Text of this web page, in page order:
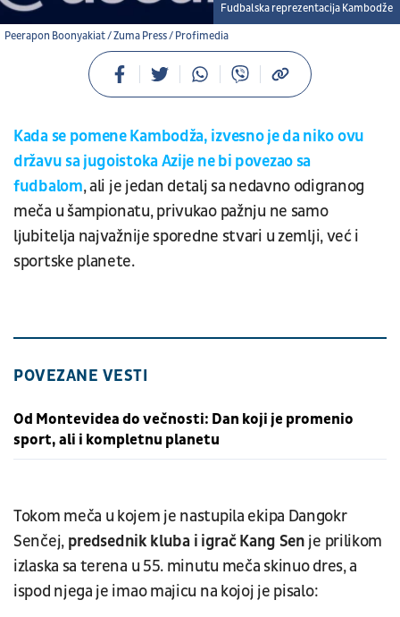
Peerapon Boonyakiat / Zuma Press / Profimedia
Fudbalska reprezentacija Kambodže
Kada se pomene Kambodža, izvesno je da niko ovu
državu sa jugoistoka Azije ne bi povezao sa
fudbalom, ali je jedan detalj sa nedavno odigranog
meča u šampionatu, privukao pažnju ne samo
ljubitelja najvažnije sporedne stvari u zemlji, već i
sportske planete.
POVEZANE VESTI
Od Montevidea do večnosti: Dan koji je promenio
sport, ali i kompletnu planetu
Tokom meča u kojem je nastupila ekipa Dangokr
Senčej, predsednik kluba i igrač Kang Sen je prilikom
izlaska sa terena u 55. minutu meča skinuo dres, a
ispod njega je imao majicu na kojoj je pisalo: